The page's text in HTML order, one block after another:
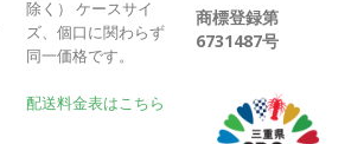
除く） ケースサイ
ズ、個口に関わらず
同一価格です。
配送料金表はこちら
商標登録第
6731487号